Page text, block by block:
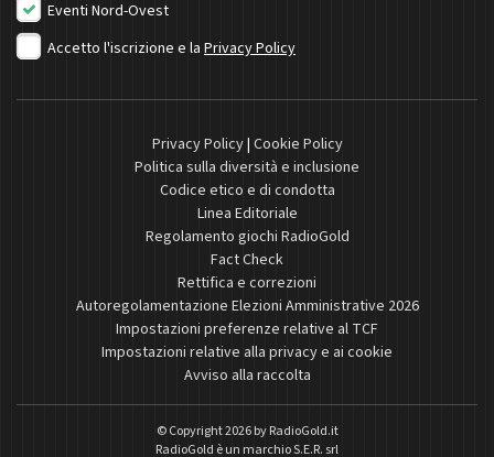
Eventi Nord-Ovest
Accetto l'iscrizione e la Privacy Policy
Privacy Policy| Cookie Policy
Politica sulla diversità e inclusione
Codice etico e di condotta
Linea Editoriale
Regolamento giochi RadioGold
Fact Check
Rettifica e correzioni
Autoregolamentazione Elezioni Amministrative 2026
Impostazioni preferenze relative al TCF
Impostazioni relative alla privacy e ai cookie
Avviso alla raccolta
© Copyright 2026 byRadioGold.it
RadioGold è un marchio S.E.R. srl